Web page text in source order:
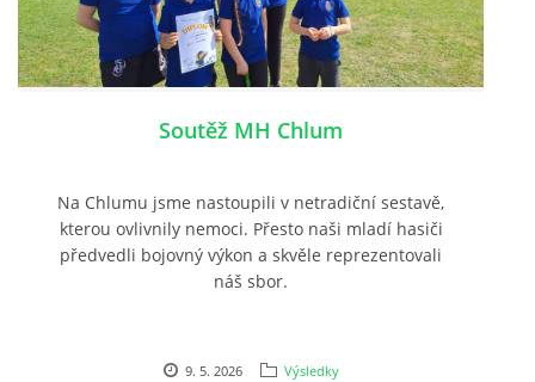
Soutěž MH Chlum
Na Chlumu jsme nastoupili v netradiční sestavě,
kterou ovlivnily nemoci. Přesto naši mladí hasiči
předvedli bojovný výkon a skvěle reprezentovali
náš sbor.
9. 5. 2026 Výsledky